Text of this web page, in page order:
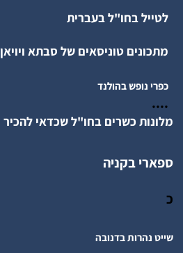
לטייל בחו"ל בעברית
מתכונים טוניסאים של סבתא ויויאן
כפרי נופש בהולנד
....
מלונות כשרים בחו"ל שכדאי להכיר
ספארי בקניה
כ
שייט נהרות בדנובה